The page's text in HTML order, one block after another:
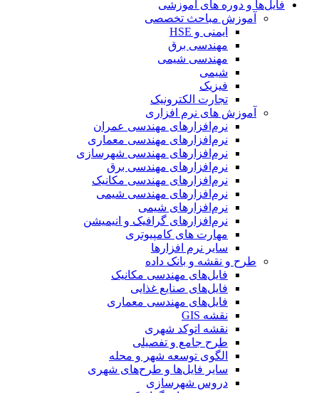
فایل‌ها و دوره های آموزشی
آموزش مباحث تخصصی
ایمنی و HSE
مهندسی برق
مهندسی شیمی
شیمی
فیزیک
تجارت الکترونیک
آموزش های نرم افزاری
نرم‌افزارهای مهندسی عمران
نرم‌افزارهای مهندسی معماری
نرم‌افزارهای مهندسی شهرسازی
نرم‌افزارهای مهندسی برق
نرم‌افزارهای مهندسی مکانیک
نرم‌افزارهای مهندسی شیمی
نرم‌افزارهای شیمی
نرم‌افزارهای گرافیک و انیمیشن
مهارت های کامپیوتری
سایر نرم افزارها
طرح و نقشه و بانک داده
فایل‌های مهندسی مکانیک
فایل‌های صنایع غذایی
فایل‌های مهندسی معماری
نقشه GIS
نقشه اتوکد شهری
طرح جامع و تفصیلی
الگوی توسعه شهر و محله
سایر فایل‌ها و طرح‌های شهری
دروس شهرسازی